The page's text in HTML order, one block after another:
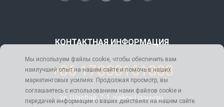
КОНТАКТНАЯ ИНФОРМАЦИЯ
+86 17000161888
ул. Шаобай, 7-1, район Цзэнчэн,
Мы используем файлы cookie, чтобы обеспечить вам
наилучший опыт на нашем сайте и помочь в наших
маркетинговых усилиях. Продолжая просмотр, вы
соглашаетесь с использованием нами файлов cookie и
передачей информации о ваших действиях на нашем сайте.